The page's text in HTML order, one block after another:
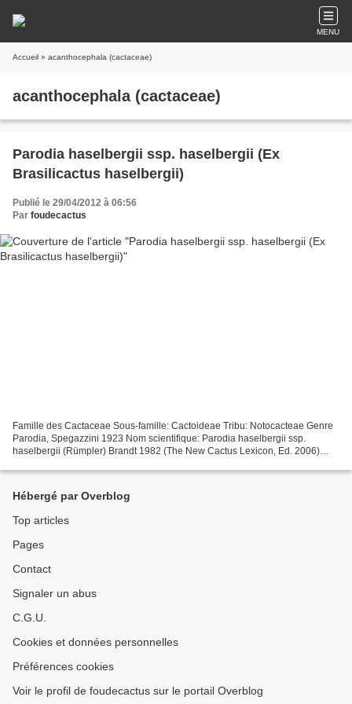
MENU
Accueil » acanthocephala (cactaceae)
acanthocephala (cactaceae)
Parodia haselbergii ssp. haselbergii (Ex
Brasilicactus haselbergii)
Publié le 29/04/2012 à 06:56
Par foudecactus
Famille des Cactaceae Sous-famille: Cactoideae Tribu: Notocacteae Genre
Parodia, Spegazzini 1923 Nom scientifique: Parodia haselbergii ssp.
haselbergii (Rümpler) Brandt 1982 (The New Cactus Lexicon, Ed. 2006)
Hébergé par Overblog
Top articles
Pages
Contact
Signaler un abus
C.G.U.
Cookies et données personnelles
Préférences cookies
Voir le profil de foudecactus sur le portail Overblog